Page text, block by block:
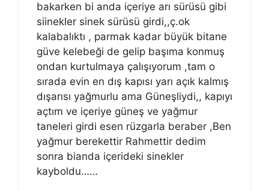
bakarken bi anda içeriye arı sürüsü gibi
siinekler sinek sürüsü girdi,,ç.ok
kalabalıktı , parmak kadar büyük bitane
güve kelebeği de gelip başıma konmuş
ondan kurtulmaya çalışıyorum ,tam o
sırada evin en dış kapısı yarı açık kalmış
dışarısı yağmurlu ama Güneşliydi,, kapıyı
açtım ve içeriye güneş ve yağmur
taneleri girdi esen rüzgarla beraber ,Ben
yağmur berekettir Rahmettir dedim
sonra bianda içerideki sinekler
kayboldu……